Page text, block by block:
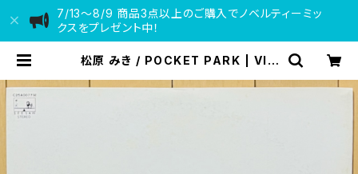
7/13〜8/9 商品3点以上のご購入でノベルティーミッ
クスをプレゼント中！
松原 みき / POCKET PARK | VIN